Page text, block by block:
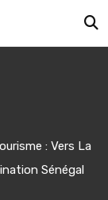
: Vers La
Sénégal